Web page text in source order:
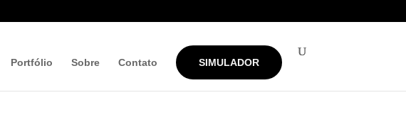
Portfólio Sobre Contato SIMULADOR